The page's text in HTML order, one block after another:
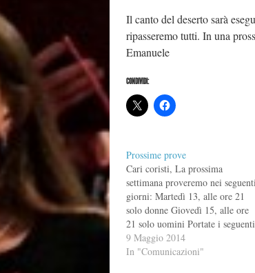
Il canto del deserto sarà
ripasseremo tutti. In una
Emanuele
CONDIVIDI:
Prossime prove
Cari coristi, La prossima
settimana proveremo nei seguenti
giorni: Martedì 13, alle ore 21
solo donne Giovedì 15, alle ore
21 solo uomini Portate i seguenti
canti: Anima Christi (chi lo ha
stampato dalla mail, altrimenti
9 Maggio 2014
In "Comunicazioni"